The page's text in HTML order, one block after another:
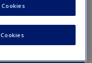
lærerne kunne sende